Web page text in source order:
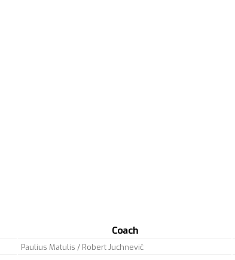
Coach
Paulius Matulis / Robert Juchnevič